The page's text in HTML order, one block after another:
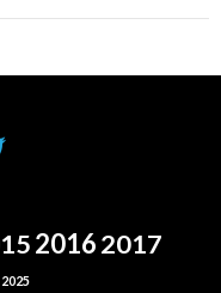
20162017
2025